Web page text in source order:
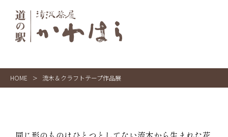
HOME > 流木＆クラフトテープ作品展